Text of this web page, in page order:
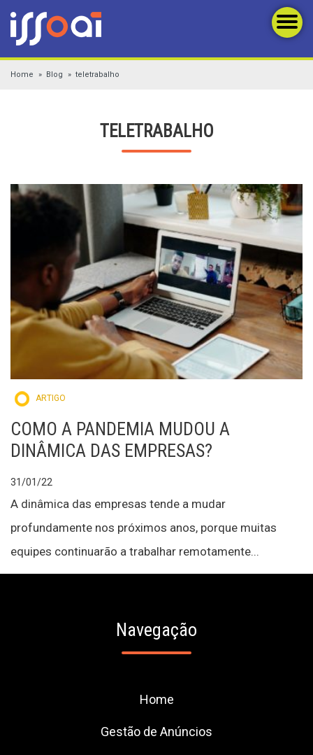
Home Blog teletrabalho
TELETRABALHO
ARTIGO
COMO A PANDEMIA MUDOU A
DINÂMICA DAS EMPRESAS?
31/01/22
A dinâmica das empresas tende a mudar
profundamente nos próximos anos, porque muitas
equipes continuarão a trabalhar remotamente...
Navegação
Home
Gestão de Anúncios